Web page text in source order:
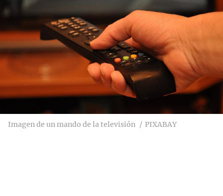
Imagen de un mando de la televisión PIXABAY